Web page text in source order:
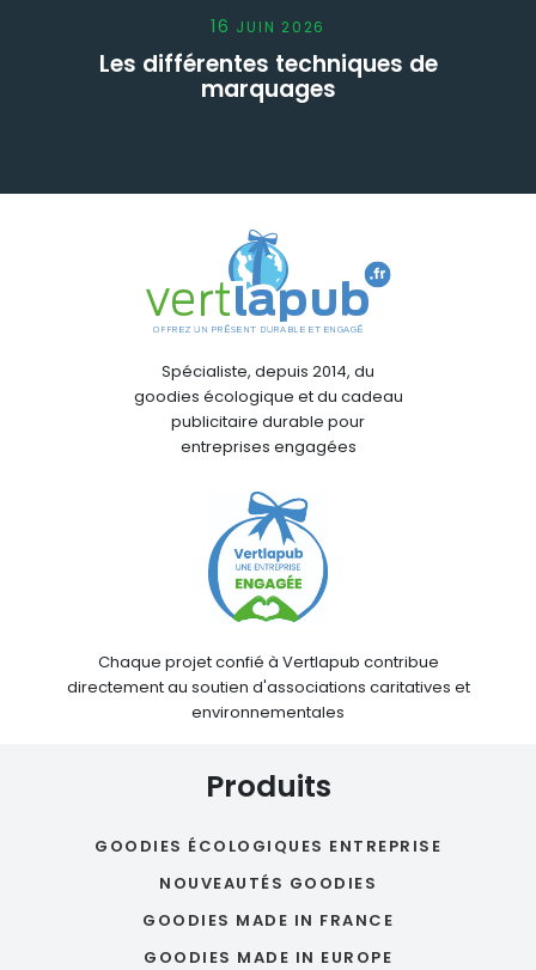
16 JUIN 2026
Les différentes techniques de
marquages
Spécialiste, depuis 2014, du
goodies écologique et du cadeau
publicitaire durable pour
entreprises engagées
Chaque projet confié à Vertlapub contribue
directement au soutien d'associations caritatives et
environnementales
Produits
GOODIES ÉCOLOGIQUES ENTREPRISE
NOUVEAUTÉS GOODIES
GOODIES MADE IN FRANCE
GOODIES MADE IN EUROPE